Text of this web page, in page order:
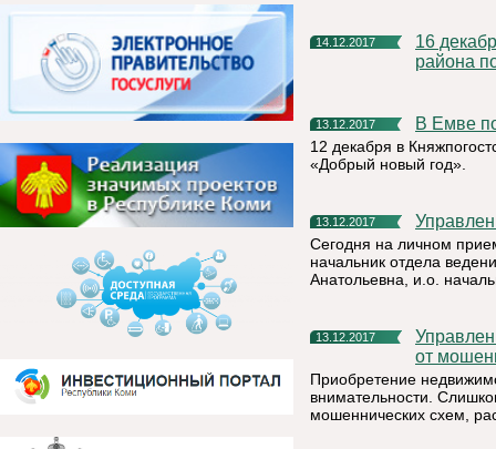
14.12.2017
16 декабря состоится открытый турнир Княжпогостского
района
13.12.2017 В Емве
12 декабря в
«Добрый новый год».
13.12.2017
Сегодня на личном
начальник отдела
Анатольевна, и.о.
13.12.2017
Управление Росреестра по Республике Коми: как уберечься
от
Приобретение
внимательности.
мошеннических схем,